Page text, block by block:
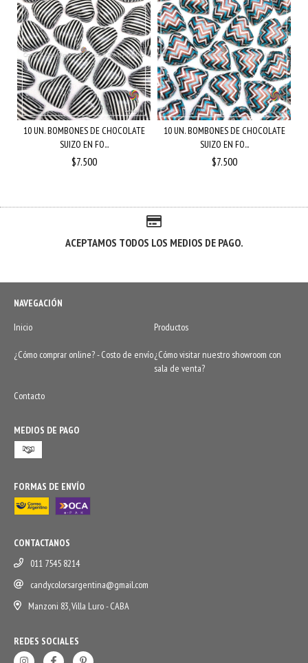
10 UN. BOMBONES DE CHOCOLATE
SUIZO EN FO...
$7.500
10 UN. BOMBONES DE CHOCOLATE
SUIZO EN FO...
$7.500
ACEPTAMOS TODOS LOS MEDIOS DE PAGO.
NAVEGACIÓN
Inicio
Productos
¿Cómo comprar online? - Costo de envío¿Cómo visitar nuestro showroom con
sala de venta?
Contacto
MEDIOS DE PAGO
FORMAS DE ENVÍO
CONTACTANOS
011 7545 8214
candycolorsargentina@gmail.com
Manzoni 83, Villa Luro - CABA
REDES SOCIALES